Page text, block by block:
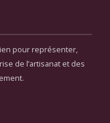
pour représenter,
de l’artisanat et des